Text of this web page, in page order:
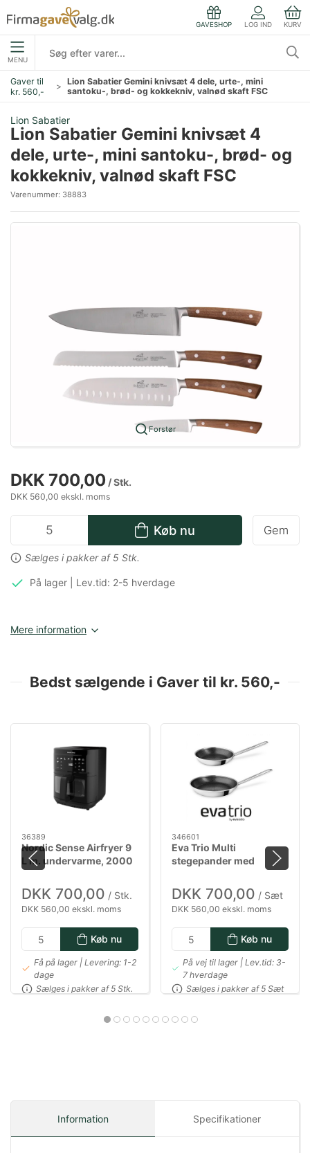
GAVESHOP LOG IND KURV
MENU
Gaver til
kr. 560,-
Lion Sabatier Gemini knivsæt 4 dele, urte-, mini
santoku-, brød- og kokkekniv, valnød skaft FSC
Lion Sabatier
Lion Sabatier Gemini knivsæt 4
dele, urte-, mini santoku-, brød- og
kokkekniv, valnød skaft FSC
Varenummer: 38883
Forstør
DKK 700,00 / Stk.
DKK 560,00 ekskl. moms
Køb nu
Sælges i pakker af 5 Stk.
Gem
På lager | Lev.tid: 2-5 hverdage
Mere information
Bedst sælgende i Gaver til kr. 560,-
36389
Nordic Sense Airfryer 9
L m. undervarme, 2000
watt i sort
DKK 700,00 / Stk.
DKK 560,00 ekskl. moms
Køb nu
Få på lager | Levering: 1-2
dage
Sælges i pakker af 5 Stk.
346601
Eva Trio Multi
stegepander med
Mosaic keramisk Slip-
Let belægning - 24 & 28
cm
DKK 700,00 / Sæt
DKK 560,00 ekskl. moms
Køb nu
På vej til lager | Lev.tid: 3-
7 hverdage
Sælges i pakker af 5 Sæt
Information Specifikationer